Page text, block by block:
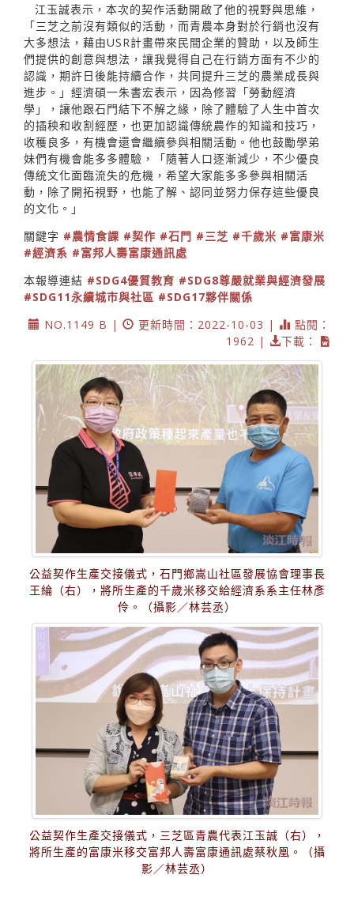
江玉誠表示，本次的契作活動開啟了他的視野與思維，
「三芝之前沒有類似的活動，而青農本身對於行銷也沒有
大多想法，藉由USR計畫帶來民間企業的贊助，以及師生
們提供的創意與想法，讓我覺得自己在行銷方面有不少的
認識，期許日後能持續合作，共同提升三芝的農業成長與
進步。」經濟碩一朱書宏表示，因為修習「勞動經濟
學」，讓他跟石門結下不解之緣，除了體驗了人生中首次
的插秧和收割經歷，也更加認識傳統農作的知識和技巧，
收穫良多，有機會還會繼續參與相關活動。他也鼓勵學弟
妹們有機會能多多體驗，「隨著人口逐漸減少，不少優良
傳統文化面臨流失的危機，希望大家能多多參與相關活
動，除了開拓視野，也能了解、認同並努力保存這些優良
的文化。」
關鍵字 #農情食課 #契作 #石門 #三芝 #千歲米 #富康米
#經濟系 #富邦人壽富康通訊處
本報導連結 #SDG4優質教育 #SDG8尊嚴就業與經濟發展
#SDG11永續城市與社區 #SDG17夥伴關係
NO.1149 B |
更新時間：2022-10-03 |
點閱：
1962 |
下載：
公益契作生產交接儀式，石門鄉嵩山社區發展協會理事長
王綸（右），將所生產的千歲米移交給經濟系系主任林彥
伶。（攝影／林芸丞）
公益契作生產交接儀式，三芝區青農代表江玉誠（右），
將所生產的富康米移交富邦人壽富康通訊處蔡秋凰。（攝
影／林芸丞）